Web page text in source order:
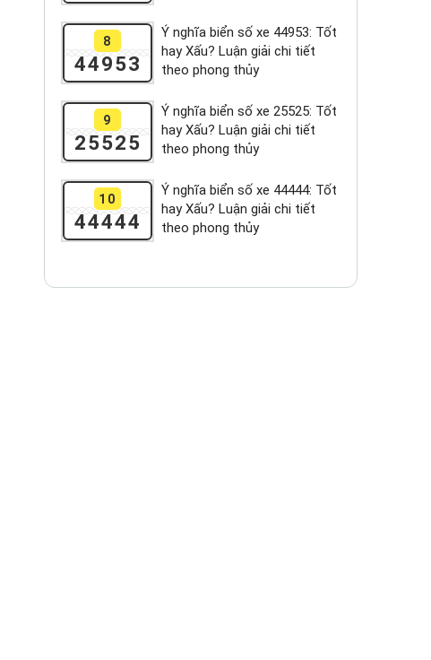
8
44953
Ý nghĩa biển số xe 44953: Tốt
hay Xấu? Luận giải chi tiết
theo phong thủy
9
25525
Ý nghĩa biển số xe 25525: Tốt
hay Xấu? Luận giải chi tiết
theo phong thủy
10
44444
Ý nghĩa biển số xe 44444: Tốt
hay Xấu? Luận giải chi tiết
theo phong thủy